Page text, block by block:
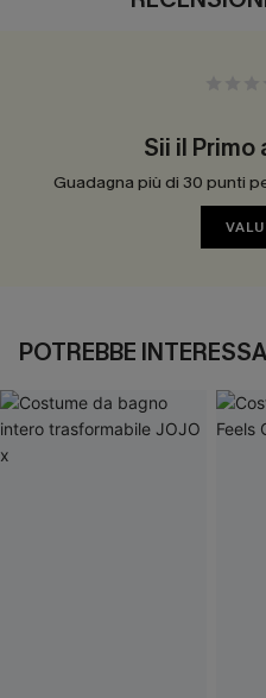
Sii il Primo
Guadagna più di 30 punti
POTREBBE